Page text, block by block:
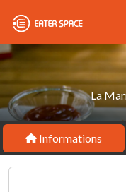
La
Informations